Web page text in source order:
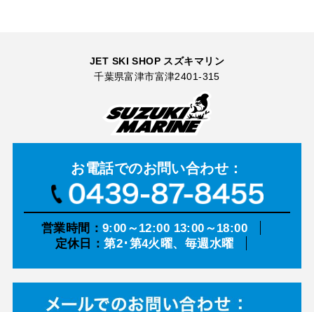
JET SKI SHOP スズキマリン
千葉県富津市富津2401-315
お電話でのお問い合わせ：
営業時間： 9:00～12:00 13:00～18:00
定休日：第2･第4火曜、毎週水曜